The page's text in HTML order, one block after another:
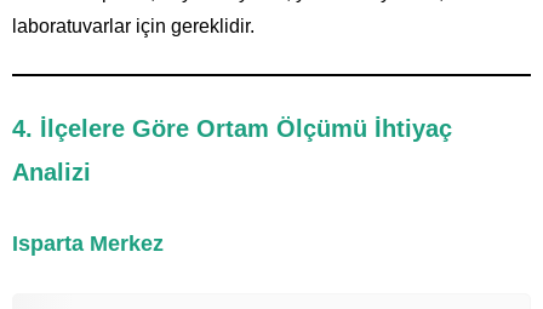
laboratuvarlar için gereklidir.
4. İlçelere Göre Ortam Ölçümü İhtiyaç
Analizi
Isparta Merkez